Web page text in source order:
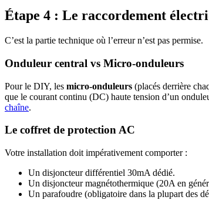
Étape 4 : Le raccordement
C’est la partie technique où l’erreur n’est pas permise.
Onduleur central vs Micro-onduleurs
Pour le DIY, les micro-onduleurs (placés derrière
que le courant continu (DC) haute tension d’un
chaîne.
Le coffret de protection AC
Votre installation doit impérativement comporter :
Un disjoncteur différentiel 30mA dédié.
Un disjoncteur magnétothermique (20A en
Un parafoudre (obligatoire dans la plupart des